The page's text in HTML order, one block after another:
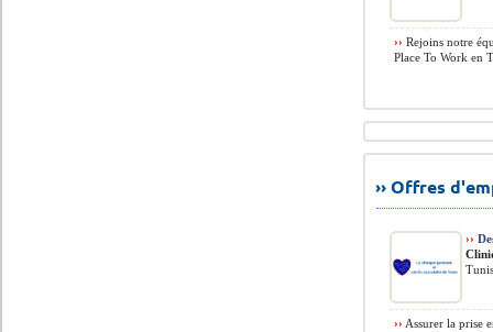
›› Rejoins notre
Place To Work en
›› Offres
››
›› Assurer la prise